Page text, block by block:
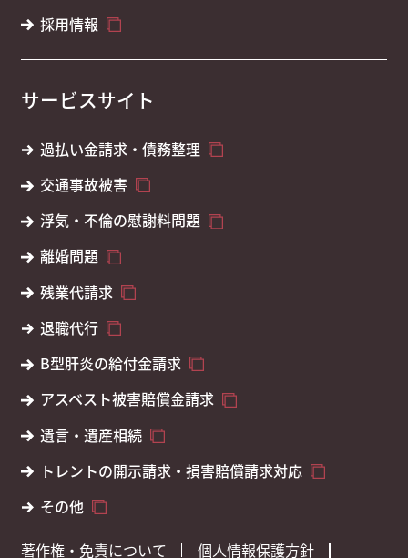
採用情報
サービスサイト
過払い金請求・債務整理
交通事故被害
浮気・不倫の慰謝料問題
離婚問題
残業代請求
退職代行
B型肝炎の給付金請求
アスベスト被害賠償金請求
遺言・遺産相続
トレントの開示請求・損害賠償請求対応
その他
著作権・免責について
個人情報保護方針